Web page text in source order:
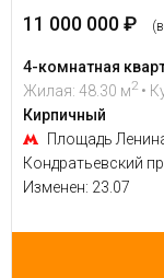
11 000 000 ₽
4-комнатная
Жилая: 48.30 м2 •
Кирпичный
Площадь
Кондратьевский
Изменен: 23.07